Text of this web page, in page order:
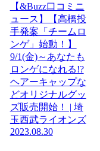
【&Buzz口コミニ
ュース】【高橋投
手発案「チームロ
ンゲ」始動！】
9/1(金)～あなたも
ロンゲになれる!?
ヘアーキャップな
どオリジナルグッ
ズ販売開始！ | 埼
玉西武ライオンズ
2023.08.30